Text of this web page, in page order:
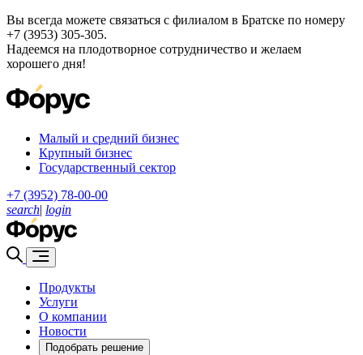
Вы всегда можете связаться с филиалом в Братске по номеру
+7 (3953) 305-305.
Надеемся на плодотворное сотрудничество и желаем
хорошего дня!
Малый и средний бизнес
Крупный бизнес
Государственный сектор
+7 (3952) 78-00-00
search| login
Продукты
Услуги
О компании
Новости
Подобрать решение